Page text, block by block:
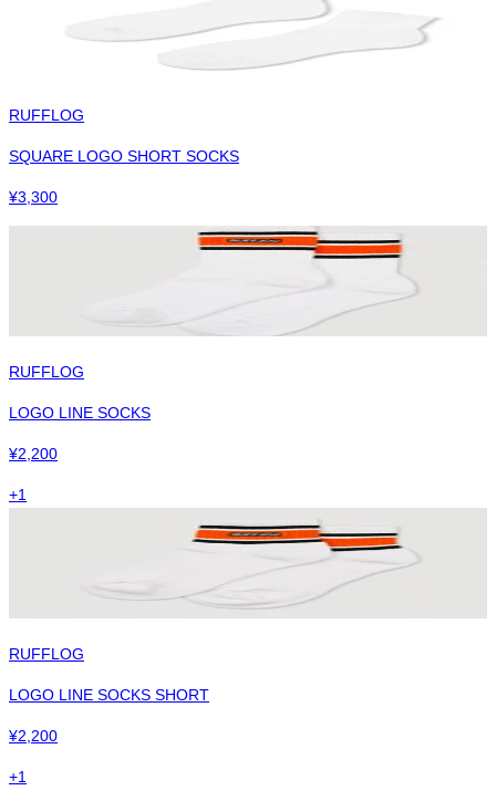
RUFFLOG
SQUARE LOGO SHORT SOCKS
¥3,300
RUFFLOG
LOGO LINE SOCKS
¥2,200
+1
RUFFLOG
LOGO LINE SOCKS SHORT
¥2,200
+1